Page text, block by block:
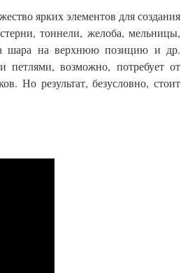
ярких элементов для создания
тоннели, желоба, мельницы,
шара на верхнюю позицию и др.
возможно, потребует от
Но результат, безусловно, стоит